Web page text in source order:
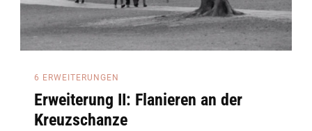
6 ERWEITERUNGEN
Erweiterung II: Flanieren an der
Kreuzschanze